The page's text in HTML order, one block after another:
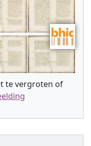
te vergroten of